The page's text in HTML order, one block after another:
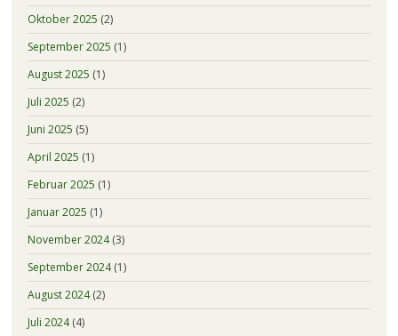
Oktober 2025 (2)
September 2025 (1)
August 2025 (1)
Juli 2025 (2)
Juni 2025 (5)
April 2025 (1)
Februar 2025 (1)
Januar 2025 (1)
November 2024(3)
September 2024(1)
August 2024(2)
Juli 2024(4)